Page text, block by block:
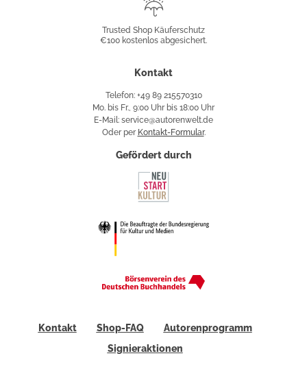
Käuferschutz
Trusted Shop Käuferschutz
€100 kostenlos abgesichert.
Kontakt
Telefon: +49 89 215570310
Mo. bis Fr., 9:00 Uhr bis 18:00 Uhr
E-Mail: service@autorenwelt.de
Oder per Kontakt-Formular.
Gefördert durch
Kontakt Shop-FAQ
Autorenprogramm
Signieraktionen